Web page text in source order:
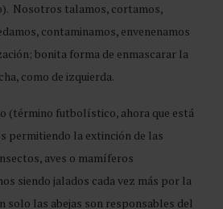
Nosotros talamos, cortamos,
contaminamos, envenenamos
bonita forma de enmascarar la
como de izquierda.
(término futbolístico, ahora que está
permitiendo la extinción de las
aves o mamíferos
siendo jalados cada vez más por la
solo las abejas son responsables del